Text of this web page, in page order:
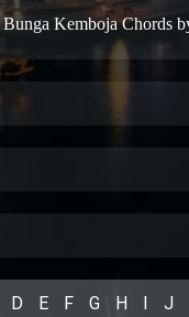
Kemboja Chords
D E F G H I J